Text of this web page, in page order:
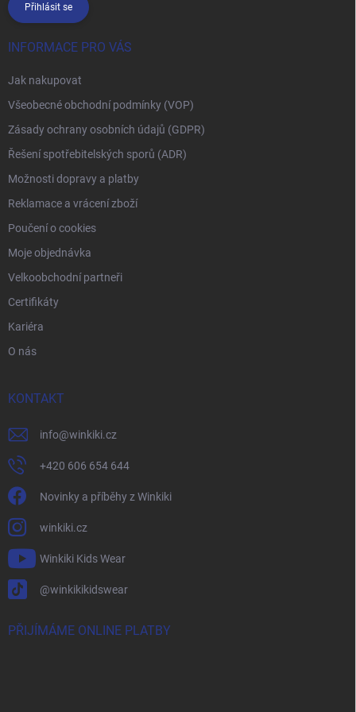
Přihlásit se
INFORMACE PRO VÁS
Jak nakupovat
Všeobecné obchodní podmínky (VOP)
Zásady ochrany osobních údajů (GDPR)
Řešení spotřebitelských sporů (ADR)
Možnosti dopravy a platby
Reklamace a vrácení zboží
Poučení o cookies
Moje objednávka
Velkoobchodní partneři
Certifikáty
Kariéra
O nás
KONTAKT
info@winkiki.cz
+420 606 654 644
Novinky a příběhy z Winkiki
winkiki.cz
Winkiki Kids Wear
@winkikikidswear
PŘIJÍMÁME ONLINE PLATBY